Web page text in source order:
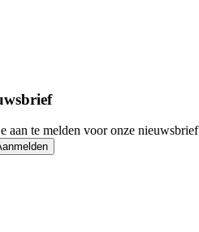
aan te melden voor onze nieuwsbrief